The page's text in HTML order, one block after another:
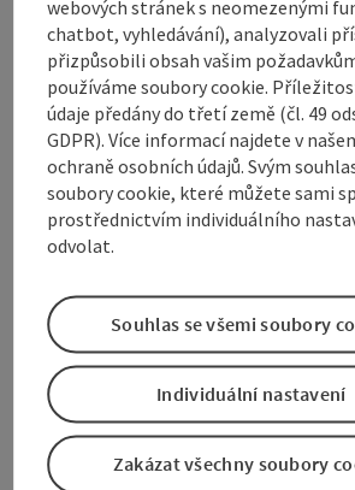
Otevírací doba
Příjezd
Ceny
Způsobilost
Bezbariérovost
webových stránek s neomezenými
chatbot, vyhledávání), analyzovali
přizpůsobili obsah vašim
používáme soubory cookie.
údaje předány do třetí země (čl. 49
GDPR). Více informací najdete v
ochraně osobních údajů. Svým
soubory cookie, které můžete sami
prostřednictvím individuálního
odvolat.
Zakázat všechny soubory
Individuální nastavení
Souhlas se všemi soubory